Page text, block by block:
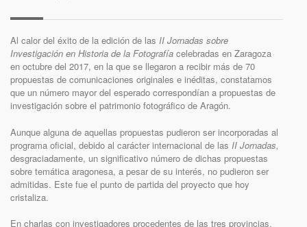
Al calor del éxito de la edición de las II Jornadas sobre
Investigación en Historia de la Fotografía celebradas en Zaragoza
en octubre del 2017, en la que se llegaron a recibir más de 70
propuestas de comunicaciones originales e inéditas, constatamos
que un número mayor del esperado correspondían a propuestas de
investigación sobre el patrimonio fotográfico de Aragón.
Aunque alguna de aquellas propuestas pudieron ser incorporadas al
programa oficial, debido al carácter internacional de las II Jornadas,
desgraciadamente, un significativo número de dichas propuestas
sobre temática aragonesa, a pesar de su interés, no pudieron ser
admitidas. Este fue el punto de partida del proyecto que hoy
cristaliza.
En charlas con investigadores procedentes de las tres provincias,